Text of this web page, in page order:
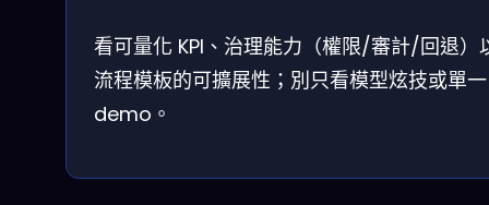
看可量化 KPI、治理能力（權限/審計/回退）
流程模板的可擴展性；別只看模型炫技或單一
demo。